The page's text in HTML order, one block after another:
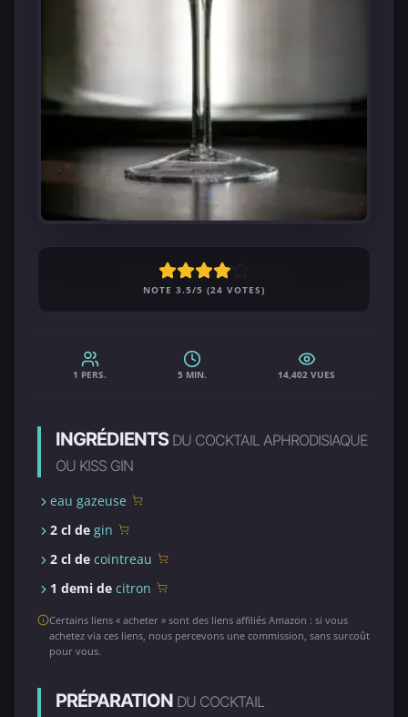
NOTE 3.5/5 (24 VOTES)
1 PERS. 5 MIN. 14,402 VUES
INGRÉDIENTS DU COCKTAIL APHRODISIAQUE
OU KISS GIN
eau gazeuse
2 cl de gin
2 cl de cointreau
1 demi de citron
Certains liens « acheter » sont des liens affiliés Amazon : si vous
achetez via ces liens, nous percevons une commission, sans surcoût
pour vous.
PRÉPARATION DU COCKTAIL